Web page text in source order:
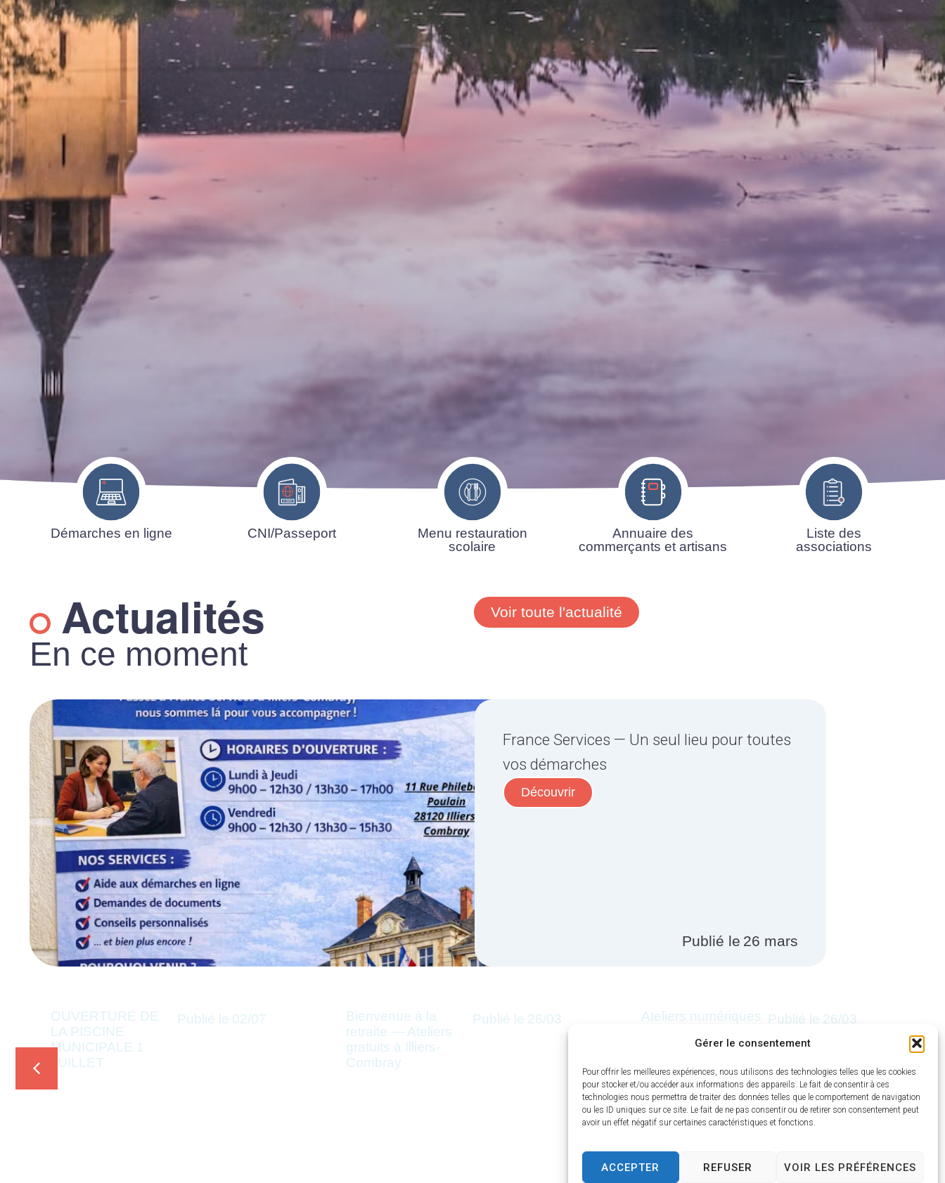
Gérer le consentement
Pour offrir les meilleures expériences, nous utilisons des technologies telles que les cookies
pour stocker et/ou accéder aux informations des appareils. Le fait de consentir à ces
technologies nous permettra de traiter des données telles que le comportement de navigation
ou les ID uniques sur ce site. Le fait de ne pas consentir ou de retirer son consentement peut
avoir un effet négatif sur certaines caractéristiques et fonctions.
ACCEPTER REFUSER VOIR LES PRÉFÉRENCES
Démarches en ligne CNI/Passeport
Menu restauration
scolaire
Annuaire des
commerçants et artisans
Liste des
associations
Actualités
En ce moment
Voir toute l'actualité
France Services — Un seul lieu pour toutes
vos démarches
Découvrir
Publié le 26 mars
OUVERTURE DE
LA PISCINE
MUNICIPALE 1
JUILLET
Publié le 02/07
Bienvenue à la
retraite — Ateliers
gratuits à Illiers-
Combray
Publié le 26/03
Ateliers numériques Publié le 26/03